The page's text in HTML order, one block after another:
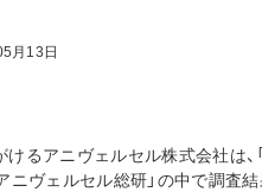
月13日
るアニヴェルセル株式会社は、
ニヴェルセル総研」の中で調査